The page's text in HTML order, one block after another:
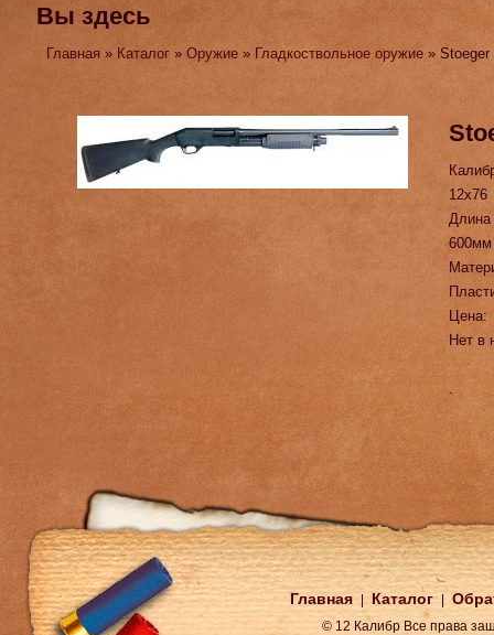
Вы здесь
Главная » Каталог »Оружие » Гладкоствольное оружие »
12х76
600мм
Цена:
Нет в
.
Главная Каталог
© 12 Калибр Все права